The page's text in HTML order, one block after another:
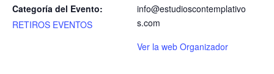
Categoría del Evento:
RETIROS EVENTOS
info@estudioscontemplativo
s.com
Ver la web Organizador